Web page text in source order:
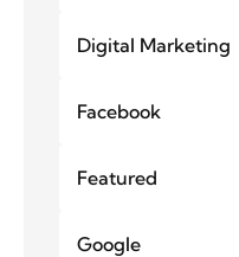
Digital Marketing
Facebook
Featured
Google